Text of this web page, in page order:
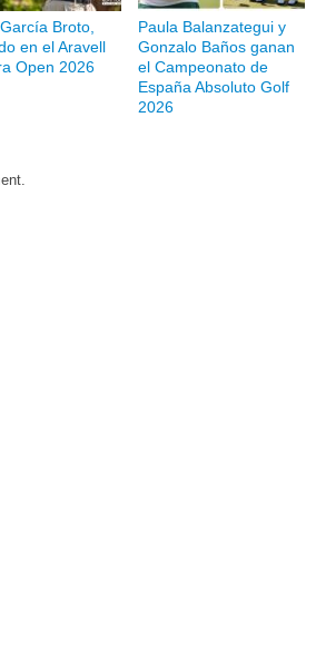
Broto,
en el Aravell
Open 2026
Paula Balanzategui y
Gonzalo Baños ganan
el Campeonato de
España Absoluto Golf
2026